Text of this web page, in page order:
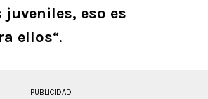
eso es
ellos“.
PUBLICIDAD